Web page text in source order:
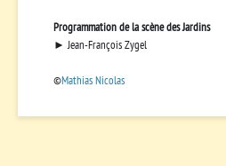
Programmation de la scène des Jardins
► Jean-François Zygel
©Mathias Nicolas